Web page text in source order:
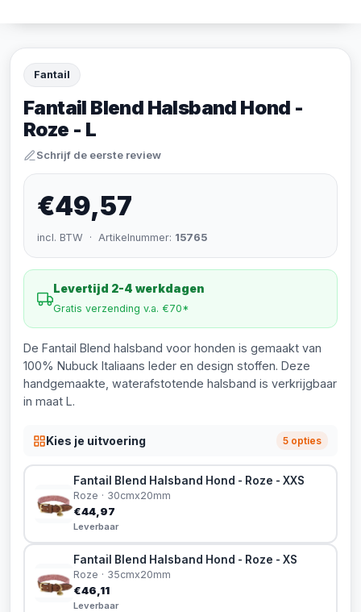
Fantail
Fantail Blend Halsband Hond -
Roze - L
Schrijf de eerste review
€49,57
incl. BTW · Artikelnummer: 15765
Levertijd 2-4 werkdagen
Gratis verzending v.a. €70*
De Fantail Blend halsband voor honden is gemaakt van
100% Nubuck Italiaans leder en design stoffen. Deze
handgemaakte, waterafstotende halsband is verkrijgbaar
in maat L.
Kies je uitvoering 5 opties
Fantail Blend Halsband Hond - Roze - XXS
Roze · 30cmx20mm
€44,97
Leverbaar
Fantail Blend Halsband Hond - Roze - XS
Roze · 35cmx20mm
€46,11
Leverbaar